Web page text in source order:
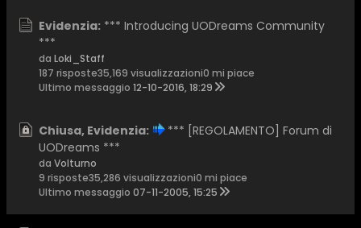
Evidenzia: *** Introducing UODreams Community
***
da Loki_Staff
187 risposte35,169 visualizzazioni0 mi piace
Ultimo messaggio 12-10-2016, 18:29
Chiusa, Evidenzia:
*** [REGOLAMENTO] Forum di
UODreams ***
da Volturno
9 risposte35,286 visualizzazioni0 mi piace
Ultimo messaggio 07-11-2005, 15:25